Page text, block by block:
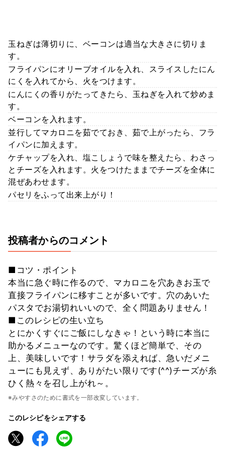
玉ねぎは薄切りに、ベーコンは適当な大きさに切りま
す。
フライパンにオリーブオイルを入れ、スライスしたにん
にくを入れてから、火をつけます。
にんにくの香りがたってきたら、玉ねぎを入れて炒めま
す。
ベーコンを入れます。
並行してマカロニを茹でておき、茹で上がったら、フラ
イパンに加えます。
ケチャップを入れ、塩こしょうで味を整えたら、わさっ
とチーズを入れます。火をつけたままでチーズを全体に
混ぜあわせます。
パセリをふって出来上がり！
投稿者からのコメント
■コツ・ポイント
本当に急ぐ時に作るので、マカロニを穴あきお玉で
直接フライパンに移すことが多いです。穴のあいた
パスタでお湯切れいいので、全く問題ありません！
■このレシピの生い立ち
とにかくすぐにご飯にしなきゃ！という時に本当に
助かるメニューなのです。驚くほど簡単で、その
上、美味しいです！サラダを添えれば、急いだメニ
ューにも見えず、ありがたい限りです(^^)チーズが糸
ひく熱々を召し上がれ～。
※みやすさのために書式を一部改変しています。
このレシピをシェアする